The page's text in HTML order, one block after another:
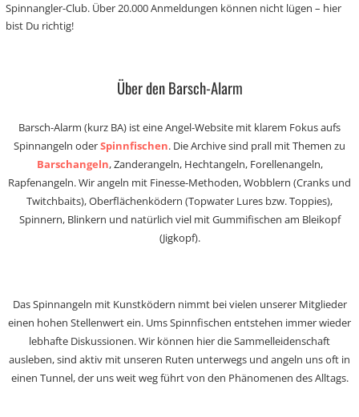
Spinnangler-Club. Über 20.000 Anmeldungen können nicht lügen – hier
bist Du richtig!
Über den Barsch-Alarm
Barsch-Alarm (kurz BA) ist eine Angel-Website mit klarem Fokus aufs
Spinnangeln oderSpinnfischen. Die Archive sind prall mit Themen zu
Barschangeln, Zanderangeln, Hechtangeln, Forellenangeln,
Rapfenangeln. Wir angeln mit Finesse-Methoden, Wobblern (Cranks und
Twitchbaits), Oberflächenködern (Topwater Lures bzw. Toppies),
Spinnern, Blinkern und natürlich viel mit Gummifischen am Bleikopf
(Jigkopf).
Das Spinnangeln mit Kunstködern nimmt bei vielen unserer Mitglieder
einen hohen Stellenwert ein. Ums Spinnfischen entstehen immer wieder
lebhafte Diskussionen. Wir können hier die Sammelleidenschaft
ausleben, sind aktiv mit unseren Ruten unterwegs und angeln uns oft in
einen Tunnel, der uns weit weg führt von den Phänomenen des Alltags.